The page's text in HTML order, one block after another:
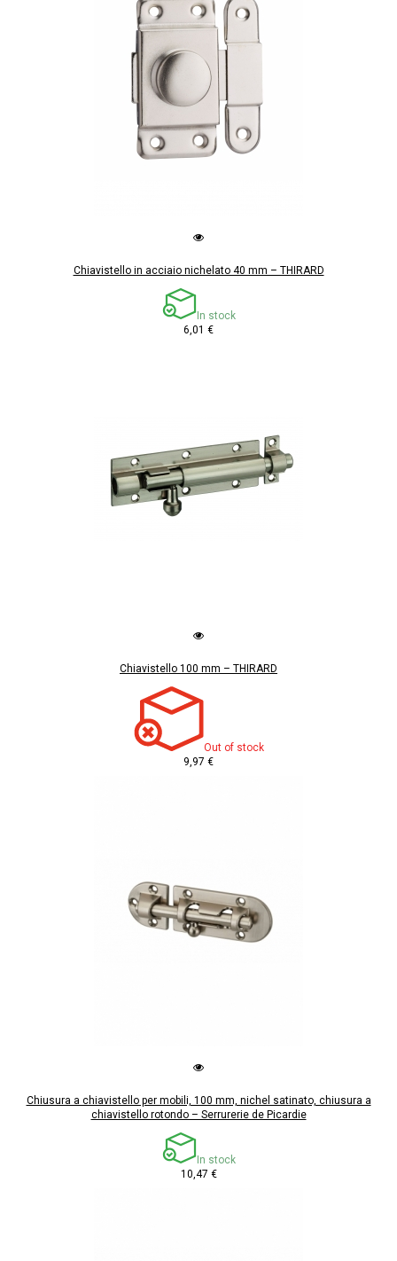
Chiavistello in acciaio nichelato 40 mm – THIRARD
In stock
6,01 €
Chiavistello 100 mm – THIRARD
Out of stock
9,97 €
Chiusura a chiavistello per mobili, 100 mm, nichel satinato, chiusura a
chiavistello rotondo – Serrurerie de Picardie
In stock
10,47 €